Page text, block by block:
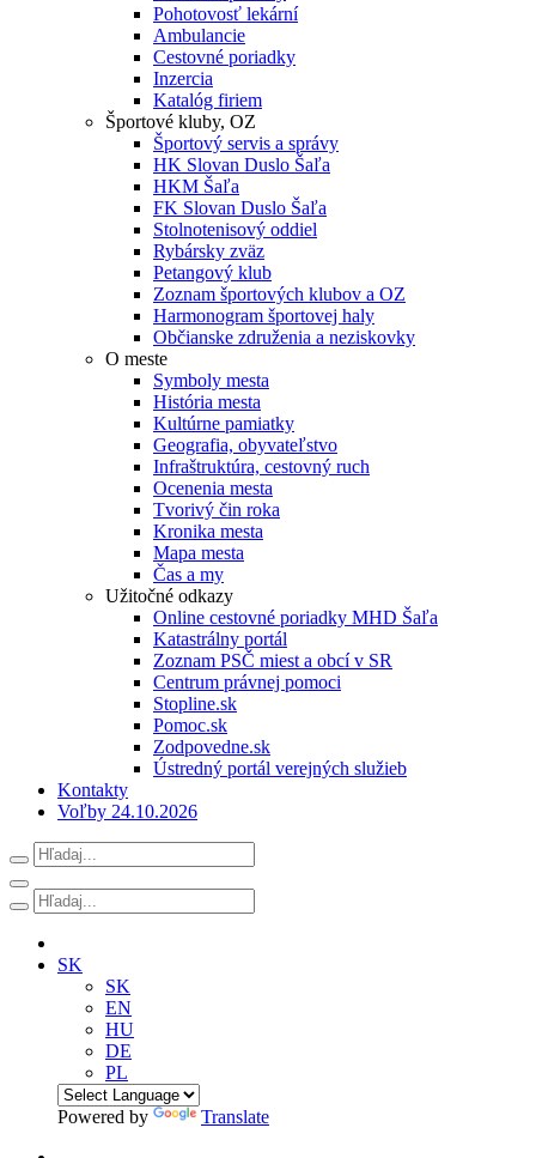
Pohotovosť lekární
Ambulancie
Cestovné poriadky
Inzercia
Katalóg firiem
Športové kluby, OZ
Športový servis a správy
HK Slovan Duslo Šaľa
HKM Šaľa
FK Slovan Duslo Šaľa
Stolnotenisový oddiel
Rybársky zväz
Petangový klub
Zoznam športových klubov a OZ
Harmonogram športovej haly
Občianske združenia a neziskovky
O meste
Symboly mesta
História mesta
Kultúrne pamiatky
Geografia, obyvateľstvo
Infraštruktúra, cestovný ruch
Ocenenia mesta
Tvorivý čin roka
Kronika mesta
Mapa mesta
Čas a my
Užitočné odkazy
Online cestovné poriadky MHD Šaľa
Katastrálny portál
Zoznam PSČ miest a obcí v SR
Centrum právnej pomoci
Stopline.sk
Pomoc.sk
Zodpovedne.sk
Ústredný portál verejných služieb
Kontakty
Voľby 24.10.2026
SK
SK
EN
HU
DE
PL
Powered by Translate